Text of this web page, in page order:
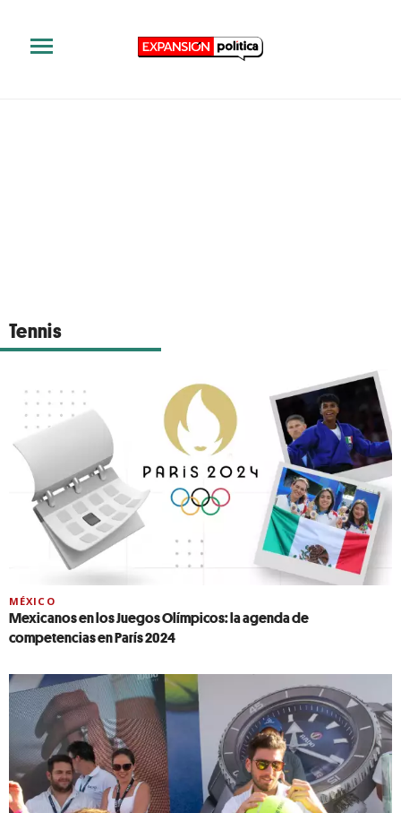
Tennis
MÉXICO
Mexicanos en los Juegos Olímpicos: la agenda de
competencias en París 2024